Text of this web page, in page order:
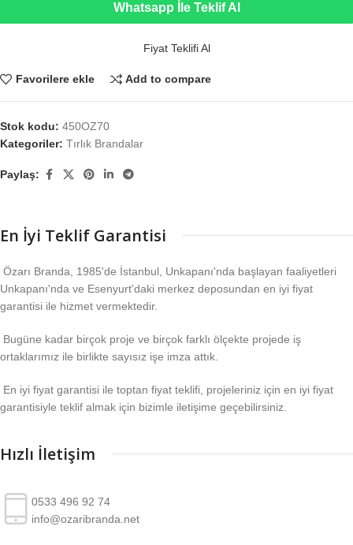
Whatsapp İle Teklif Al
Fiyat Teklifi Al
Favorilere ekle Add to compare
Stok kodu: 450OZ70
Kategoriler: Tırlık Brandalar
Paylaş:
En İyi Teklif Garantisi
Özarı Branda, 1985'de İstanbul, Unkapanı'nda başlayan faaliyetleri
Unkapanı'nda ve Esenyurt'daki merkez deposundan en iyi fiyat
garantisi ile hizmet vermektedir.
Bugüne kadar birçok proje ve birçok farklı ölçekte projede iş
ortaklarımız ile birlikte sayısız işe imza attık.
En iyi fiyat garantisi ile toptan fiyat teklifi, projeleriniz için en iyi fiyat
garantisiyle teklif almak için bizimle iletişime geçebilirsiniz.
Hızlı İletişim
0533 496 92 74
info@ozaribranda.net